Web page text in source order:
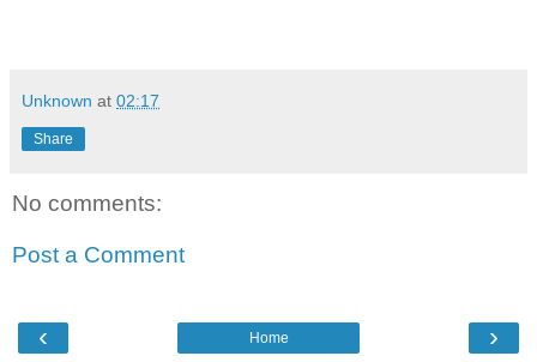
Unknown at 02:17
Share
No comments:
Post a Comment
‹ ›
Home